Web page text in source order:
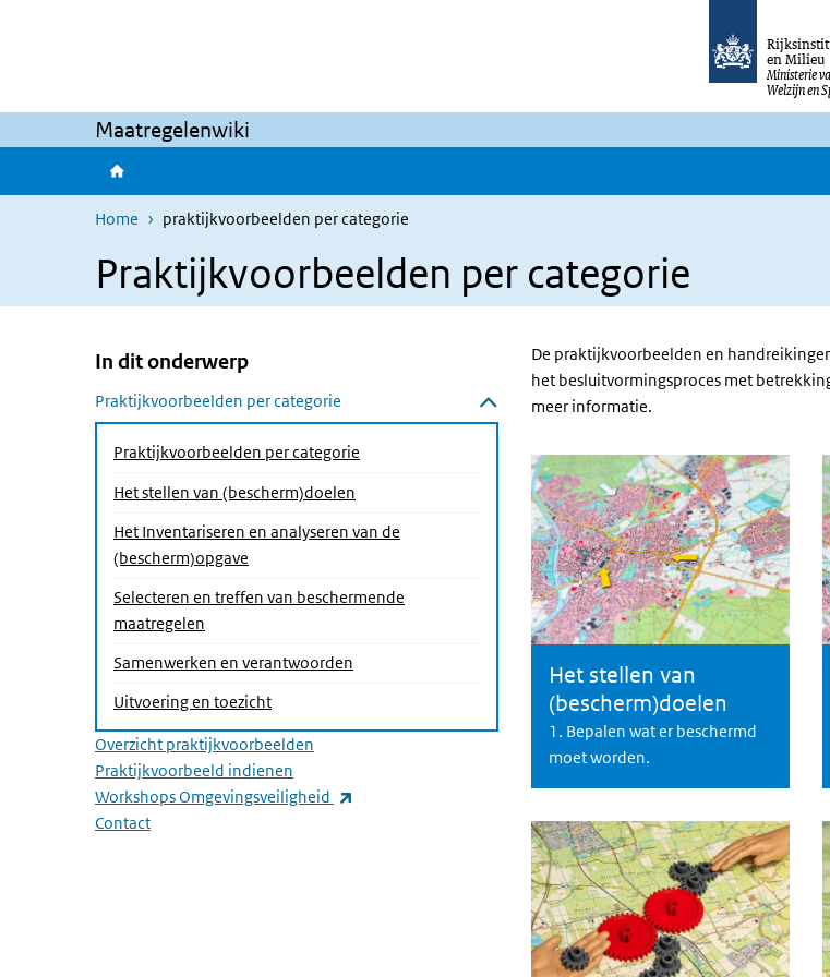
en Milieu
Ministerie
Welzijn en
Maatregelenwiki
Home praktijkvoorbeelden per categorie
Praktijkvoorbeelden per categorie
Overslaan menu In dit onderwerp
In dit onderwerp
Praktijkvoorbeelden per categorie
Submenu sluiten
Praktijkvoorbeelden per categorie
Het stellen van (bescherm)doelen
Het Inventariseren en analyseren van de
(bescherm)opgave
Selecteren en treffen van beschermende
maatregelen
Samenwerken en verantwoorden
Uitvoering en toezicht
Overzicht praktijkvoorbeelden
Praktijkvoorbeeld indienen
Workshops Omgevingsveiligheid
Contact
De praktijkvoorbeelden en
het besluitvormingsproces met
meer informatie.
Het stellen van (bescherm)doelen
Het stellen van
(bescherm)doelen
1. Bepalen wat er beschermd
moet worden.